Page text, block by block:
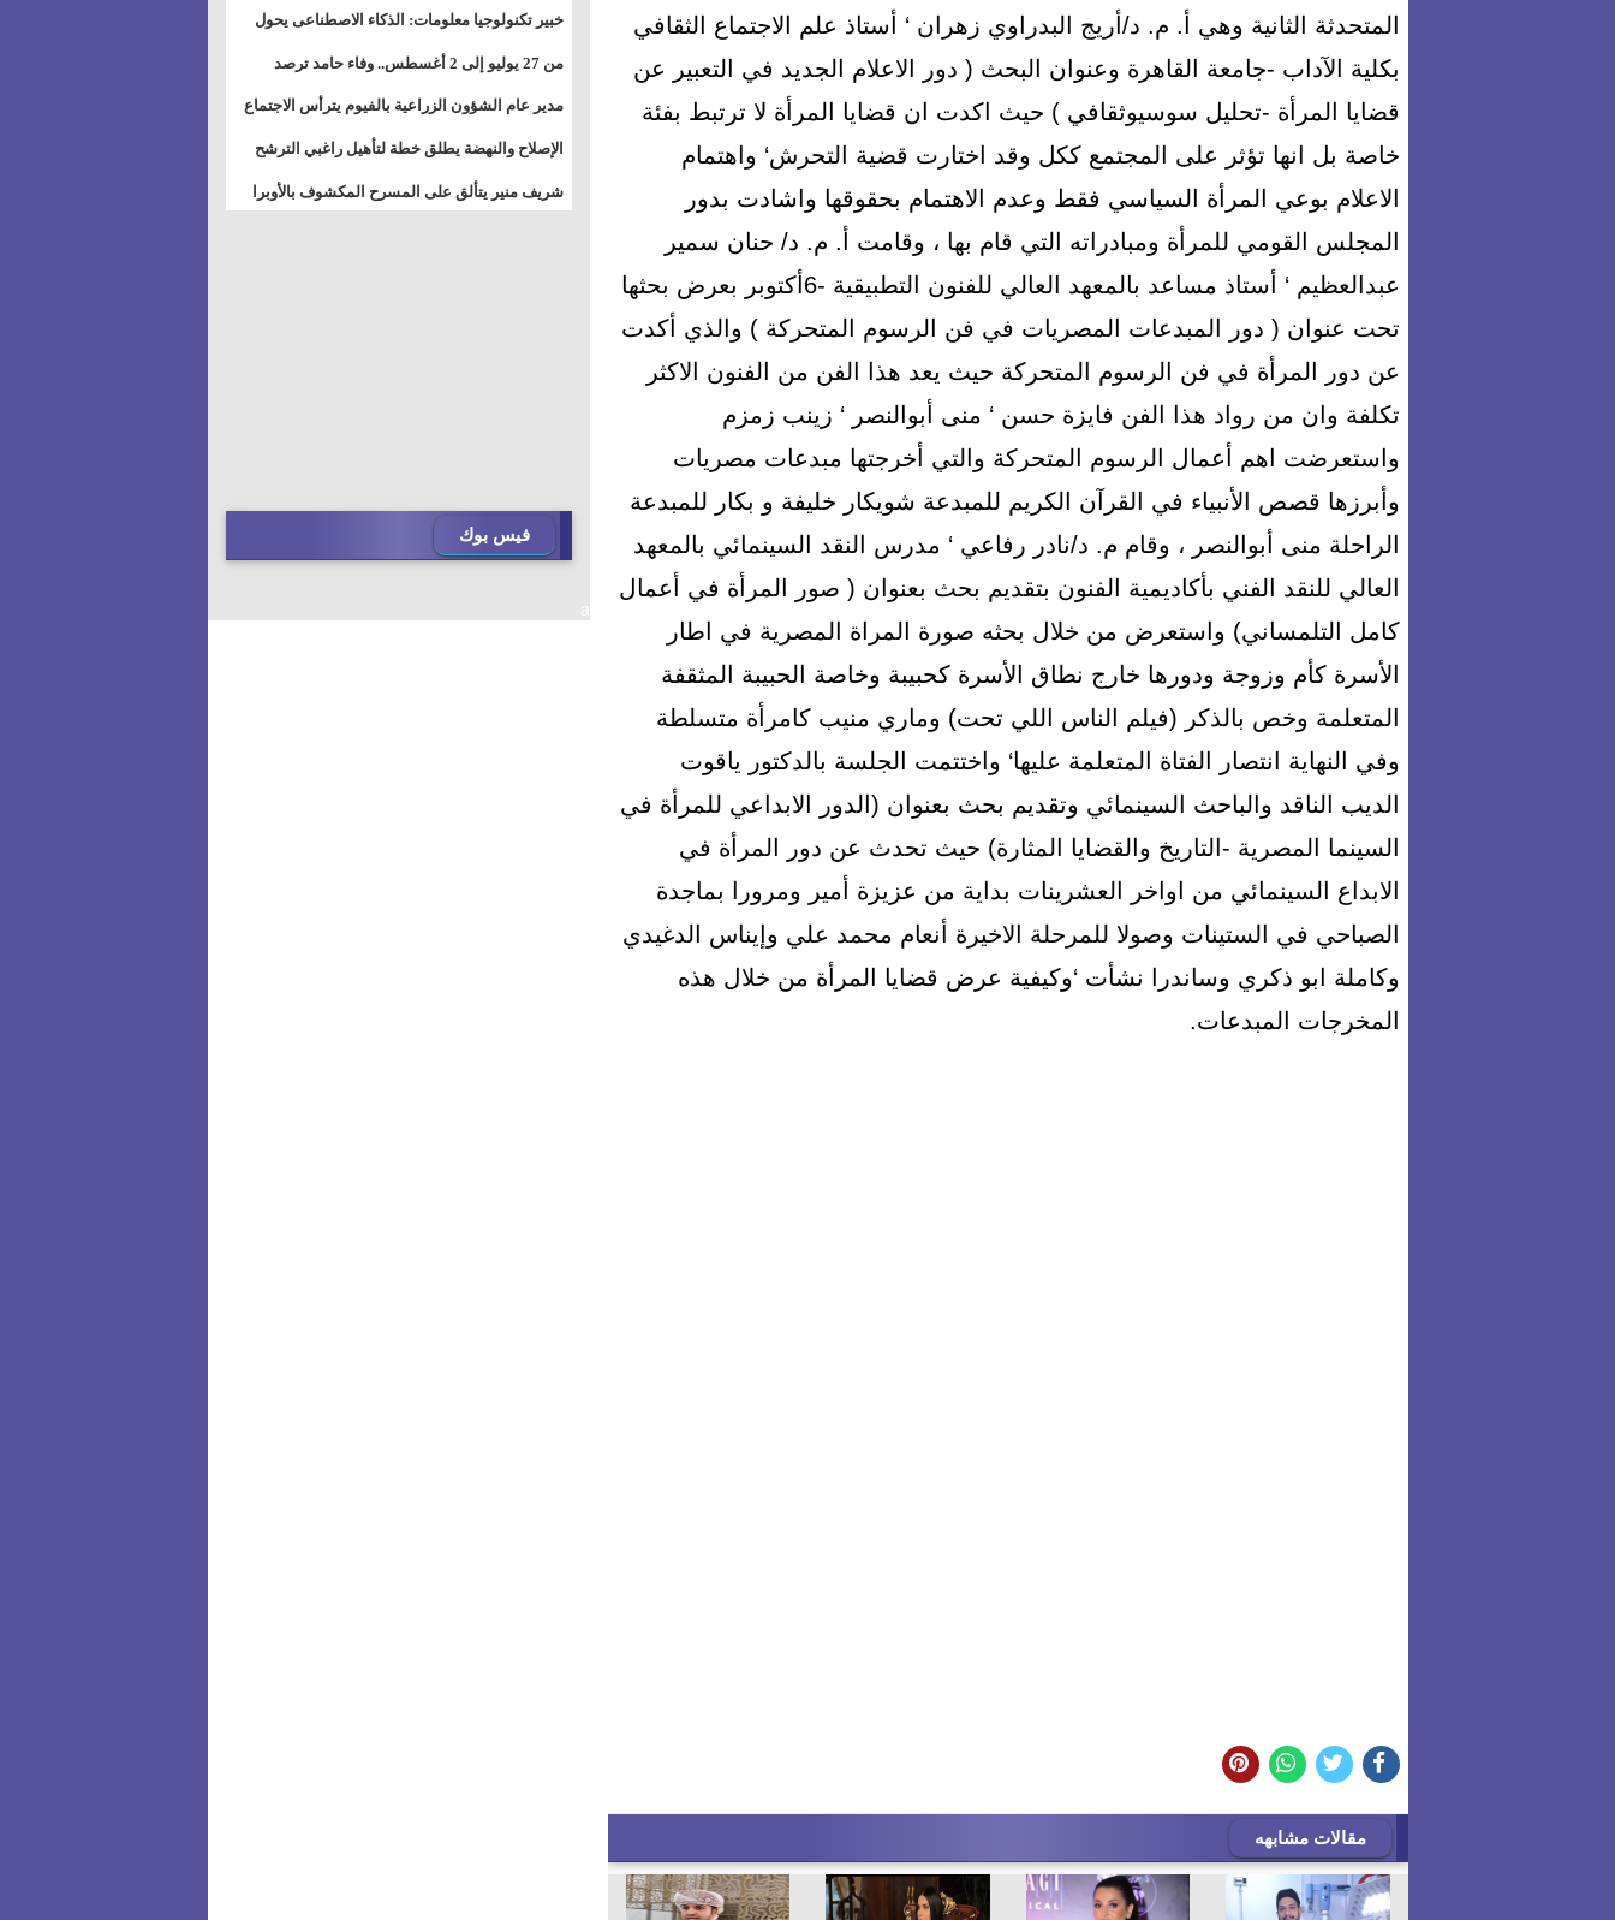
المتحدثة الثانية وهي أ. م. د/أريج البدراوي زهران ‘ أستاذ علم الاجتماع الثقافي
بكلية الآداب -جامعة القاهرة وعنوان البحث ( دور الاعلام الجديد في التعبير عن
قضايا المرأة -تحليل سوسيوثقافي ) حيث اكدت ان قضايا المرأة لا ترتبط بفئة
خاصة بل انها تؤثر على المجتمع ككل وقد اختارت قضية التحرش‘ واهتمام
الاعلام بوعي المرأة السياسي فقط وعدم الاهتمام بحقوقها واشادت بدور
المجلس القومي للمرأة ومبادراته التي قام بها ، وقامت أ. م. د/ حنان سمير
عبدالعظيم ‘ أستاذ مساعد بالمعهد العالي للفنون التطبيقية -6أكتوبر بعرض بحثها
تحت عنوان ( دور المبدعات المصريات في فن الرسوم المتحركة ) والذي أكدت
عن دور المرأة في فن الرسوم المتحركة حيث يعد هذا الفن من الفنون الاكثر
تكلفة وان من رواد هذا الفن فايزة حسن ‘ منى أبوالنصر ‘ زينب زمزم
واستعرضت اهم أعمال الرسوم المتحركة والتي أخرجتها مبدعات مصريات
وأبرزها قصص الأنبياء في القرآن الكريم للمبدعة شويكار خليفة و بكار للمبدعة
الراحلة منى أبوالنصر ، وقام م. د/نادر رفاعي ‘ مدرس النقد السينمائي بالمعهد
العالي للنقد الفني بأكاديمية الفنون بتقديم بحث بعنوان ( صور المرأة في أعمال
كامل التلمساني) واستعرض من خلال بحثه صورة المراة المصرية في اطار
الأسرة كأم وزوجة ودورها خارج نطاق الأسرة كحبيبة وخاصة الحبيبة المثقفة
المتعلمة وخص بالذكر (فيلم الناس اللي تحت) وماري منيب كامرأة متسلطة
وفي النهاية انتصار الفتاة المتعلمة عليها‘ واختتمت الجلسة بالدكتور ياقوت
الديب الناقد والباحث السينمائي وتقديم بحث بعنوان (الدور الابداعي للمرأة في
السينما المصرية -التاريخ والقضايا المثارة) حيث تحدث عن دور المرأة في
الابداع السينمائي من اواخر العشرينات بداية من عزيزة أمير ومرورا بماجدة
الصباحي في الستينات وصولا للمرحلة الاخيرة أنعام محمد علي وإيناس الدغيدي
وكاملة ابو ذكري وساندرا نشأت ‘وكيفية عرض قضايا المرأة من خلال هذه
المخرجات المبدعات.
مقالات مشابهه
خبير تكنولوجيا معلومات: الذكاء الاصطناعى يحول
المستخدم إلى سلعة فى اقتصاد الانتباه
من 27 يوليو إلى 2 أغسطس.. وفاء حامد ترصد
تأثيرات أقوى الاتصالات الفلكية على الأبراج
مدير عام الشؤون الزراعية بالفيوم يترأس الاجتماع
الدوري لمتابعة الحصر الحيازي الجديدة
الإصلاح والنهضة يطلق خطة لتأهيل راغبي الترشح
للمجالس الشعبية المحلية ويستعرض خطط أماناته
بالمحافظات
شريف منير يتألق على المسرح المكشوف بالأوبرا
فيس بوك
a